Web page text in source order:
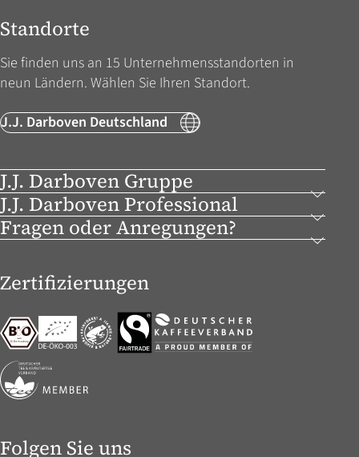
J.J. Darboven Gruppe
Standorte
Sie finden uns an 15 Unternehmens­standorten in
neun Ländern. Wählen Sie Ihren Standort.
J.J. Darboven Deutschland
J.J. Darboven Professional
Fragen oder Anregungen?
Zertifizierungen
Folgen Sie uns